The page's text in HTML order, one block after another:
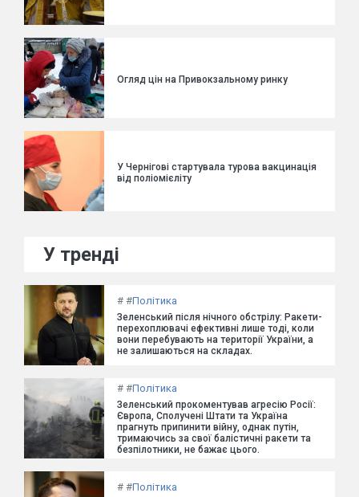
Огляд цін на Привокзальному ринку
У Чернігові стартувала турова вакцинація
від поліомієліту
У тренді
# #Політика
Зеленський після нічного обстрілу: Ракети-
перехоплювачі ефективні лише тоді, коли
вони перебувають на території України, а
не залишаються на складах.
# #Політика
Зеленський прокоментував агресію Росії:
Європа, Сполучені Штати та Україна
прагнуть припинити війну, однак путін,
тримаючись за свої балістичні ракети та
безпілотники, не бажає цього.
# #Політика